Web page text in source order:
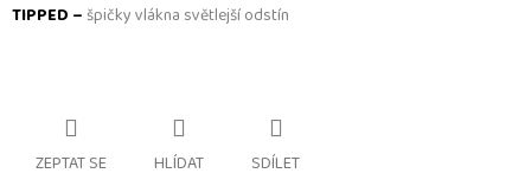
TIPPED –špičky vlákna světlejší odstín
ZEPTAT SE HLÍDAT SDÍLET